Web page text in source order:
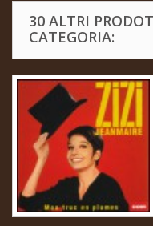
30 ALTRI
CATEGORIA: